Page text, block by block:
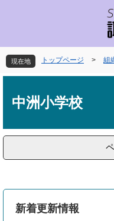
先
頭
を
飛
文
現在地 トップページ > 組
中洲小学校
新着更新情報